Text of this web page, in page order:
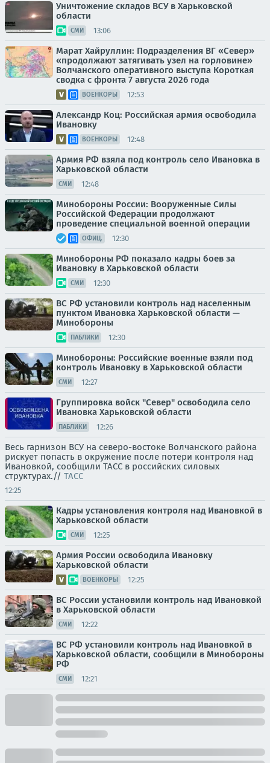
Уничтожение складов ВСУ в Харьковской
области
СМИ 13:06
Марат Хайруллин: Подразделения ВГ «Север»
«продолжают затягивать узел на горловине»
Волчанского оперативного выступа Короткая
сводка с фронта 7 августа 2026 года
ВОЕНКОРЫ 12:53
Александр Коц: Российская армия освободила
Ивановку
ВОЕНКОРЫ 12:48
Армия РФ взяла под контроль село Ивановка в
Харьковской области
СМИ 12:48
Минобороны России: Вооруженные Силы
Российской Федерации продолжают
проведение специальной военной операции
ОФИЦ. 12:30
Минобороны РФ показало кадры боев за
Ивановку в Харьковской области
СМИ 12:30
ВС РФ установили контроль над населенным
пунктом Ивановка Харьковской области —
Минобороны
ПАБЛИКИ 12:30
Минобороны: Российские военные взяли под
контроль Ивановку в Харьковской области
СМИ 12:27
Группировка войск "Север" освободила село
Ивановка Харьковской области
ПАБЛИКИ 12:26
Весь гарнизон ВСУ на северо-востоке Волчанского района
рискует попасть в окружение после потери контроля над
Ивановкой, сообщили ТАСС в российских силовых
структурах.// ТАСС
12:25
Кадры установления контроля над Ивановкой в
Харьковской области
СМИ 12:25
Армия России освободила Ивановку
Харьковской области
ВОЕНКОРЫ 12:25
ВС России установили контроль над Ивановкой
в Харьковской области
СМИ 12:22
ВС РФ установили контроль над Ивановкой в
Харьковской области, сообщили в Минобороны
РФ
СМИ 12:21